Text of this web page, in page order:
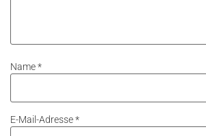
Name*
E-Mail-Adresse*